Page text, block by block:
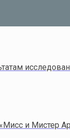
и Мистер